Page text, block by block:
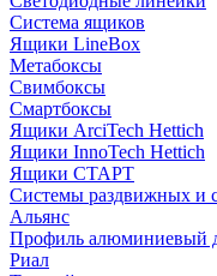
Система ящиков
Ящики LineBox
Метабоксы
Свимбоксы
Смартбоксы
Ящики ArciTech Hettich
Ящики InnoTech Hettich
Ящики СТАРТ
Системы раздвижных и
Альянс
Профиль алюминиевый
Риал